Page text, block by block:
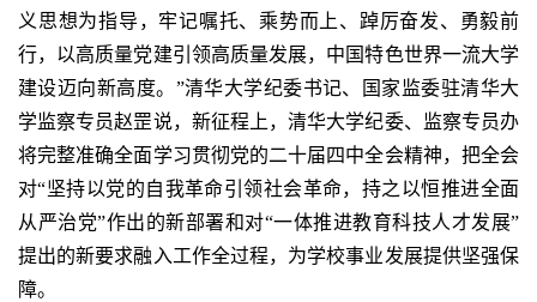
义思想为指导，牢记嘱托、乘势而上、踔厉奋发、勇毅前
行，以高质量党建引领高质量发展，中国特色世界一流大学
建设迈向新高度。”清华大学纪委书记、国家监委驻清华大
学监察专员赵罡说，新征程上，清华大学纪委、监察专员办
将完整准确全面学习贯彻党的二十届四中全会精神，把全会
对“坚持以党的自我革命引领社会革命，持之以恒推进全面
从严治党”作出的新部署和对“一体推进教育科技人才发展”
提出的新要求融入工作全过程，为学校事业发展提供坚强保
障。